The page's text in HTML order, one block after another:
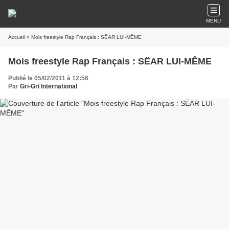
MENU
Accueil » Mois freestyle Rap Français : SËAR LUI-MÊME
Mois freestyle Rap Français : SËAR LUI-MÊME
Publié le 05/02/2011 à 12:56
Par Gri-Gri International